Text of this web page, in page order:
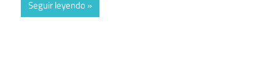
Seguir leyendo